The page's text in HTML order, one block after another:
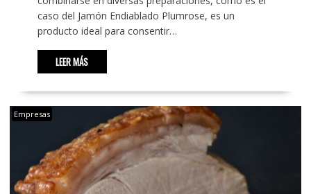
caso del Jamón Endiablado Plumrose, es un
producto ideal para consentir…
LEER MÁS
Empresas